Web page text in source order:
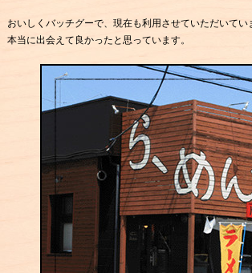
おいしくバッチグーで、現在も利用させていただいてい
本当に出会えて良かったと思っています。